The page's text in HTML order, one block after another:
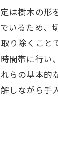
は樹木の
いるため
り除くこ
間帯に行
らの基本
ながら手